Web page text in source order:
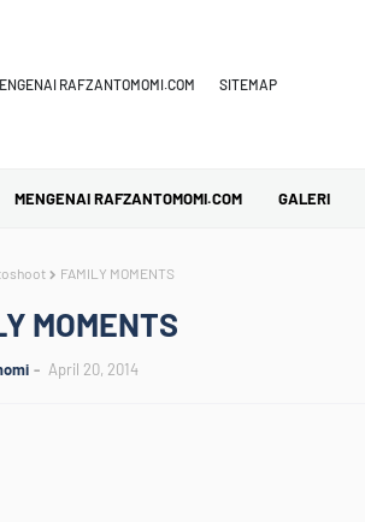
RAFZANTOMOMI.COM SITEMAP
MENGENAI RAFZANTOMOMI.COM GALERI
FAMILY MOMENTS
MOMENTS
April 20, 2014